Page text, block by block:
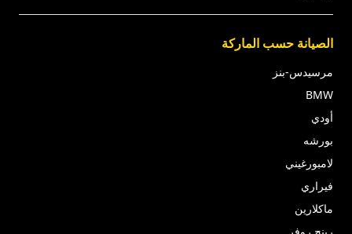
الصيانة حسب الماركة
مرسيدس-بنز
BMW
أودي
بورشه
لامبورغيني
فيراري
ماكلارين
رينج روفر